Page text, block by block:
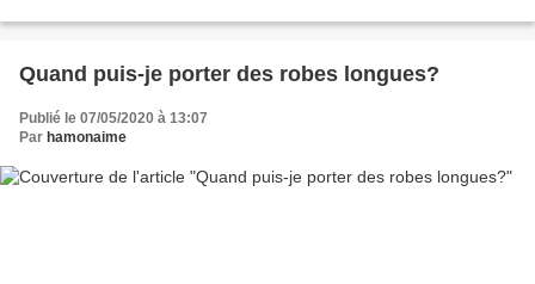
Quand puis-je porter des robes longues?
Publié le 07/05/2020 à 13:07
Par hamonaime